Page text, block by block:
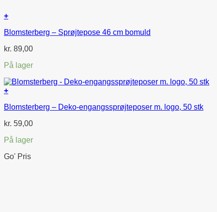
+
Blomsterberg – Sprøjtepose 46 cm bomuld
kr. 89,00
På lager
+
Blomsterberg – Deko-engangssprøjteposer m. logo, 50 stk
kr. 59,00
På lager
Go' Pris